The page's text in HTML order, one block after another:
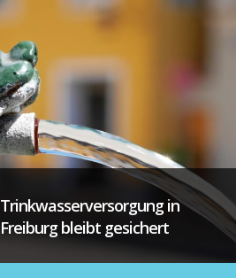
Trinkwasserversorgung in
Freiburg bleibt gesichert